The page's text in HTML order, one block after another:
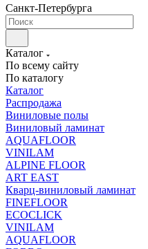
Санкт-Петербурга
Каталог
По всему сайту
По каталогу
Каталог
Распродажа
Виниловые полы
Виниловый ламинат
AQUAFLOOR
VINILAM
ALPINE FLOOR
ART EAST
Кварц-виниловый ламинат
FINEFLOOR
ECOCLICK
VINILAM
AQUAFLOOR